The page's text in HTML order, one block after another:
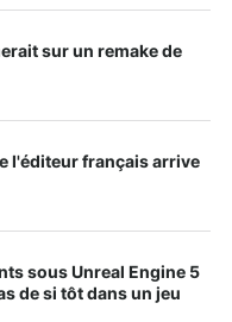
sur un remake de
l'éditeur français arrive
sous Unreal Engine 5
de si tôt dans un jeu